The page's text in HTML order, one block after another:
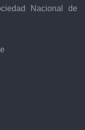
Nacional de